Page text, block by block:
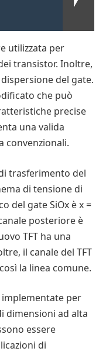
utilizzata per
transistor. Inoltre,
del gate.
che può
precise
una valida
convenzionali.
trasferimento del
di tensione di
del gate SiOx è x =
posteriore è
TFT ha una
il canale del TFT
la linea comune.
implementate per
dimensioni ad alta
essere
di